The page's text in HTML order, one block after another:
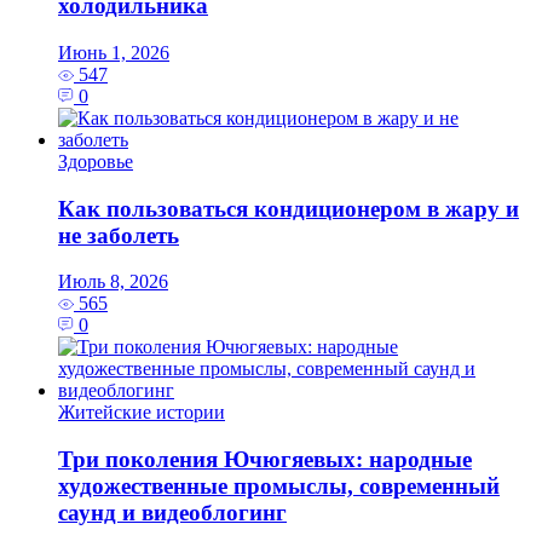
холодильника
Июнь 1, 2026
547
0
Здоровье
Как пользоваться кондиционером в жару и
не заболеть
Июль 8, 2026
565
0
Житейские истории
Три поколения Ючюгяевых: народные
художественные промыслы, современный
саунд и видеоблогинг